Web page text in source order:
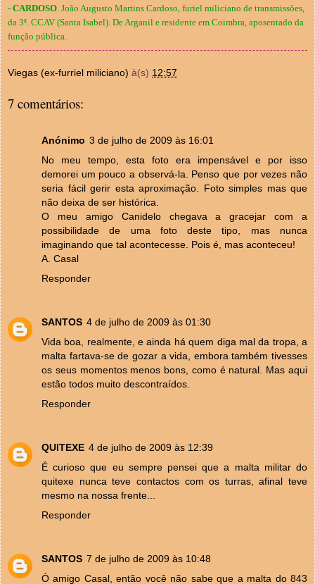
- CARDOSO . João Augusto Martins Cardoso, furiel miliciano de transmissões,
da 3ª. CCAV (Santa Isabel). De Arganil e residente em Coimbra, aposentado da
função pública.
Viegas (ex-furriel miliciano) à(s) 12:57
7 comentários:
Anónimo 3 de julho de 2009 às 16:01
No meu tempo, esta foto era impensável e por isso
demorei um pouco a observá-la. Penso que por vezes não
seria fácil gerir esta aproximação. Foto simples mas que
não deixa de ser histórica.
O meu amigo Canidelo chegava a gracejar com a
possibilidade de uma foto deste tipo, mas nunca
imaginando que tal acontecesse. Pois é, mas aconteceu!
A. Casal
Responder
SANTOS 4 de julho de 2009 às 01:30
Vida boa, realmente, e ainda há quem diga mal da tropa, a
malta fartava-se de gozar a vida, embora também tivesses
os seus momentos menos bons, como é natural. Mas aqui
estão todos muito descontraídos.
Responder
QUITEXE 4 de julho de 2009 às 12:39
É curioso que eu sempre pensei que a malta militar do
quitexe nunca teve contactos com os turras, afinal teve
mesmo na nossa frente...
Responder
SANTOS 7 de julho de 2009 às 10:48
Ó amigo Casal, então você não sabe que a malta do 843